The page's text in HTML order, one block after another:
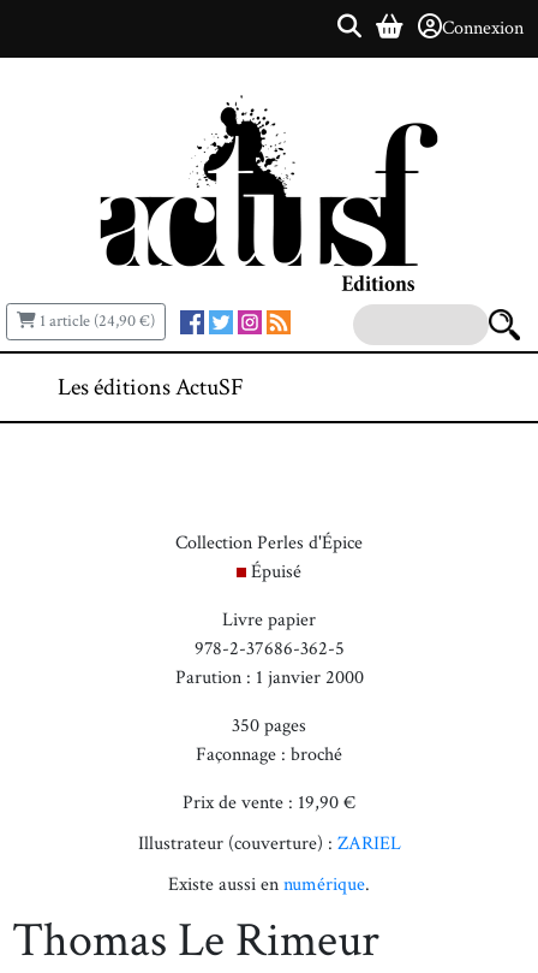
Connexion
1 article (24,90 €)
Les éditions ActuSF
Collection Perles d'Épice
Épuisé
Livre papier
978-2-37686-362-5
Parution : 1 janvier 2000
350 pages
Façonnage : broché
Prix de vente : 19,90 €
Illustrateur (couverture) : ZARIEL
Existe aussi ennumérique.
Thomas Le Rimeur